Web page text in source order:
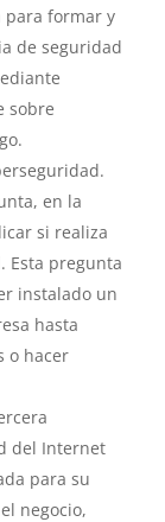
para formar y
de seguridad
sobre
en la
si realiza
Esta pregunta
instalado un
hasta
o hacer
del Internet
para su
negocio,